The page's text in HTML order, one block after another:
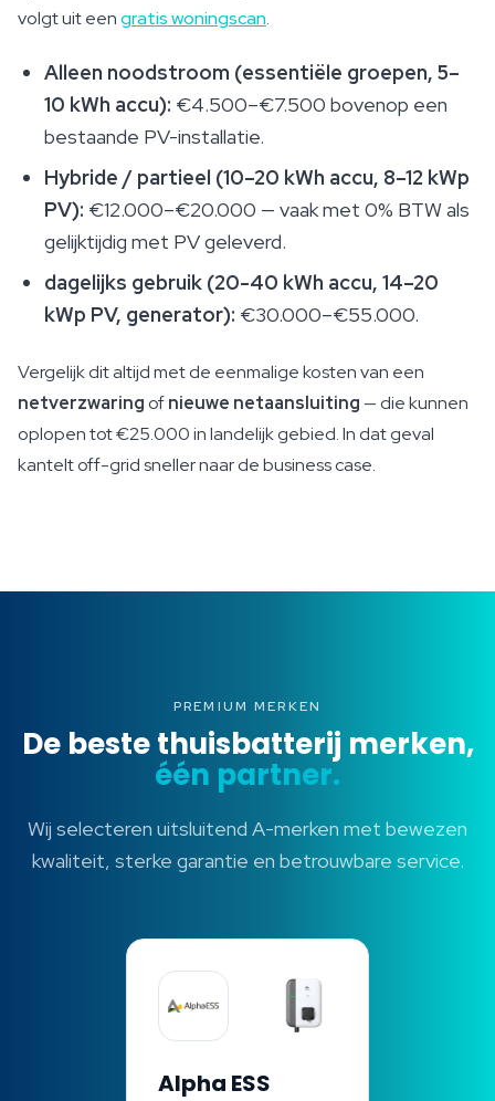
volgt uit eengratis woningscan.
Alleen noodstroom (essentiële groepen, 5–
10 kWh accu): €4.500–€7.500 bovenop een
bestaande PV-installatie.
Hybride / partieel (10–20 kWh accu, 8–12 kWp
PV): €12.000–€20.000 — vaak met 0% BTW als
gelijktijdig met PV geleverd.
dagelijks gebruik (20-40 kWh accu, 14–20
kWp PV, generator): €30.000–€55.000.
Vergelijk dit altijd met de eenmalige kosten van een
netverzwaring ofnieuwe netaansluiting — die kunnen
oplopen tot €25.000 in landelijk gebied. In dat geval
kantelt off-grid sneller naar de business case.
PREMIUM MERKEN
De beste thuisbatterij merken,
één partner.
Wij selecteren uitsluitend A-merken met bewezen
kwaliteit, sterke garantie en betrouwbare service.
Alpha ESS